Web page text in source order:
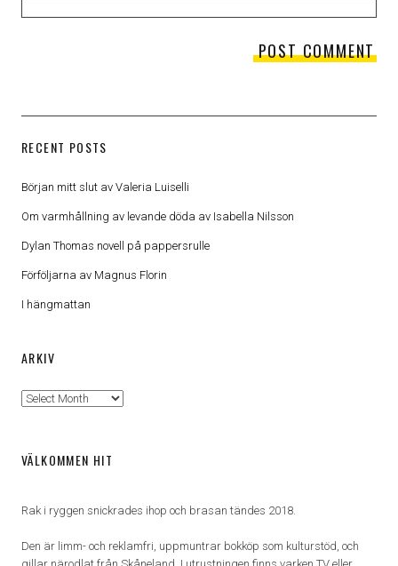
RECENT POSTS
Början mitt slut av Valeria Luiselli
Om varmhållning av levande döda av Isabella Nilsson
Dylan Thomas novell på pappersrulle
Förföljarna av Magnus Florin
I hängmattan
ARKIV
Arkiv
VÄLKOMMEN HIT
Rak i ryggen snickrades ihop och brasan tändes 2018.
Den är limm- och reklamfri, uppmuntrar bokköp som kulturstöd, och